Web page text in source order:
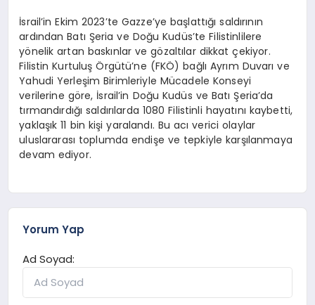
İsrail’in Ekim 2023’te Gazze’ye başlattığı saldırının
ardından Batı Şeria ve Doğu Kudüs’te Filistinlilere
yönelik artan baskınlar ve gözaltılar dikkat çekiyor.
Filistin Kurtuluş Örgütü’ne (FKÖ) bağlı Ayrım Duvarı ve
Yahudi Yerleşim Birimleriyle Mücadele Konseyi
verilerine göre, İsrail’in Doğu Kudüs ve Batı Şeria’da
tırmandırdığı saldırılarda 1080 Filistinli hayatını kaybetti,
yaklaşık 11 bin kişi yaralandı. Bu acı verici olaylar
uluslararası toplumda endişe ve tepkiyle karşılanmaya
devam ediyor.
Yorum Yap
Ad Soyad: